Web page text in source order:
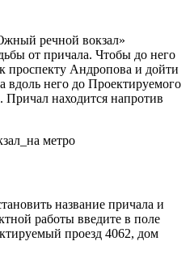
речной вокзал»
от причала. Чтобы до него
проспекту Андропова и дойти
вдоль него до Проектируемого
Причал находится напротив
название причала и
работы введите в поле
проезд 4062, дом